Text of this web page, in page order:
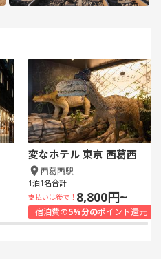
変なホテル 東京 西葛西
西葛西駅
1泊1名合計
支払いは後で！ 8,800円~
宿泊費の5%分のポイント還元